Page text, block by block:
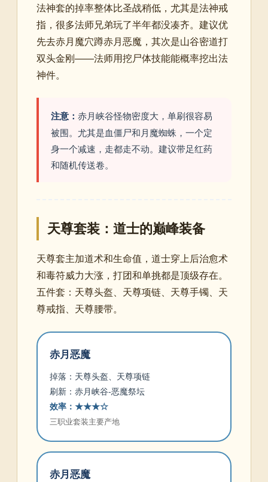
法神套的掉率整体比圣战稍低，尤其是法神戒
指，很多法师兄弟玩了半年都没凑齐。建议优
先去赤月魔穴蹲赤月恶魔，其次是山谷密道打
双头金刚——法师用挖尸体技能能概率挖出法
神件。
注意： 赤月峡谷怪物密度大，单刷很容易
被围。尤其是血僵尸和月魔蜘蛛，一个定
身一个减速，走都走不动。建议带足红药
和随机传送卷。
天尊套装：道士的巅峰装备
天尊套主加道术和生命值，道士穿上后治愈术
和毒符威力大涨，打团和单挑都是顶级存在。
五件套：天尊头盔、天尊项链、天尊手镯、天
尊戒指、天尊腰带。
赤月恶魔
掉落：天尊头盔、天尊项链
刷新：赤月峡谷-恶魔祭坛
效率：★★★☆
三职业套装主要产地
赤月恶魔